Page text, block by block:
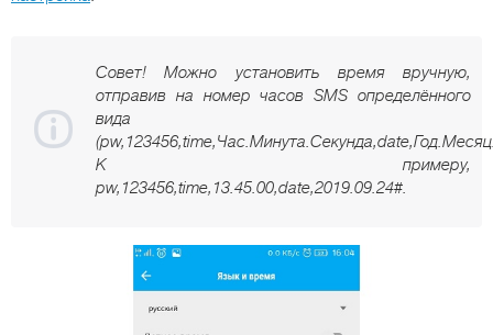
Совет! Можно установить время вручную,
отправив на номер часов SMS определённого
вида
К примеру,
pw,123456,time,13.45.00,date,2019.09.24#.